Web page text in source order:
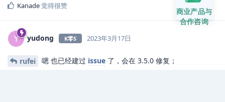
Kanade觉得很赞
Y yudong K零S 2023年3月17日
rufei 嗯 也已经建过 issue 了，会在 3.5.0 修复；
商业产品与
合作咨询